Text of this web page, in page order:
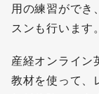
用の練習ができ
スンも行います。
産経オンライン
教材を使って、